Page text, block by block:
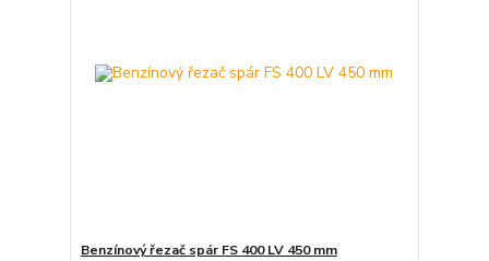
Benzínový řezač spár FS 400 LV 450 mm